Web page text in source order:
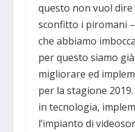
questo non vuol dire
sconfitto i piromani
che abbiamo
per questo siamo
migliorare ed
per la stagione
in tecnologia,
l’impianto di